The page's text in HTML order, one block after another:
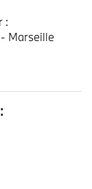
:
Marseille